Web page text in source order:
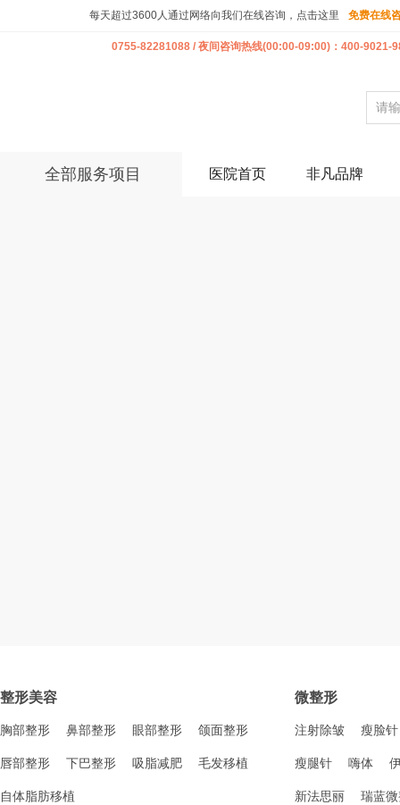
每天超过3600人通过网络向我们在线咨询，点击这里 免费在线
0755-82281088 / 夜间咨询热线(00:00-09:00)：400-9021-
全部服务项目 医院首页 非凡品牌
整形美容
胸部整形 鼻部整形 眼部整形 颌面整形
唇部整形 下巴整形 吸脂减肥 毛发移植
自体脂肪移植
微整形
注射除皱 瘦脸针
瘦腿针 嗨体
新法思丽 瑞蓝